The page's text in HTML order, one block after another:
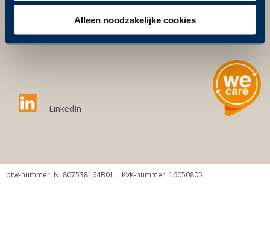
Alleen noodzakelijke cookies
INSCHRIJVEN NIEUWSBRIEF
LinkedIn
btw-nummer: NL807538164B01 | KvK-nummer: 16050805